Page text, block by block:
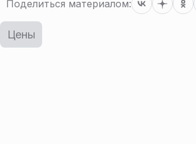
Поделиться материалом:
Цены